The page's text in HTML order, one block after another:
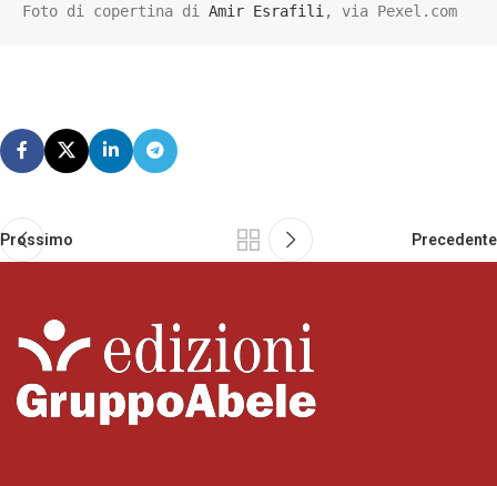
Foto di copertina di Amir Esrafili, via Pexel.com
Prossimo Precedente